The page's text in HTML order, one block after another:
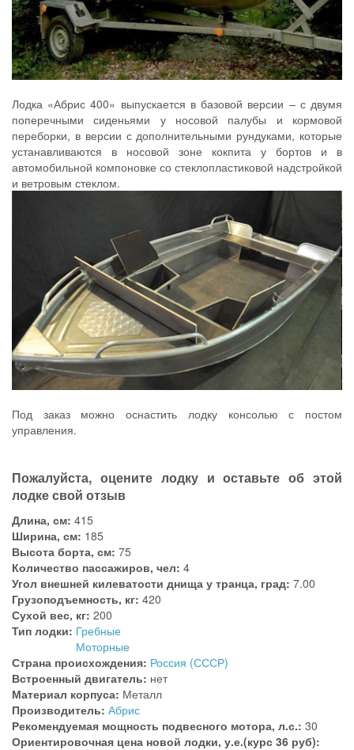
Лодка «Абрис 400» выпускается в базовой версии – с двумя
поперечными сиденьями у носовой палубы и кормовой
переборки, в версии с дополнительными рундуками, которые
устанавливаются в носовой зоне кокпита у бортов и в
автомобильной компоновке со стеклопластиковой надстройкой
и ветровым стеклом.
Под заказ можно оснастить лодку консолью с постом
управления.
Пожалуйста, оцените лодку и оставьте об этой
лодке свой отзыв
Длина, см: 415
Ширина, см: 185
Высота борта, см: 75
Количество пассажиров, чел: 4
Угол внешней килеватости днища у транца, град: 7.00
Грузоподъемность, кг: 420
Сухой вес, кг: 200
Тип лодки: Гребные
Моторные
Страна происхождения: Россия (СССР)
Встроенный двигатель: нет
Материал корпуса: Металл
Производитель: Абрис
Рекомендуемая мощность подвесного мотора, л.с.: 30
Ориентировочная цена новой лодки, у.е.(курс 36 руб):